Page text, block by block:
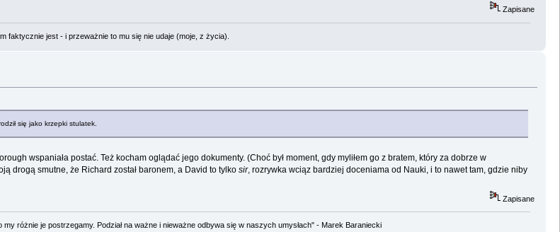
Zapisane
faktycznie jest - i przeważnie to mu się nie udaje (moje, z życia).
się jako krzepki stulatek.
wspaniała postać. Też kocham oglądać jego dokumenty. (Choć był moment, gdy myliłem go z bratem, który za dobrze w
drogą smutne, że Richard został baronem, a David to tylko sir, rozrywka wciąz bardziej doceniama od Nauki, i to nawet tam, gdzie niby
Zapisane
różnie je postrzegamy. Podział na ważne i nieważne odbywa się w naszych umysłach" - Marek Baraniecki